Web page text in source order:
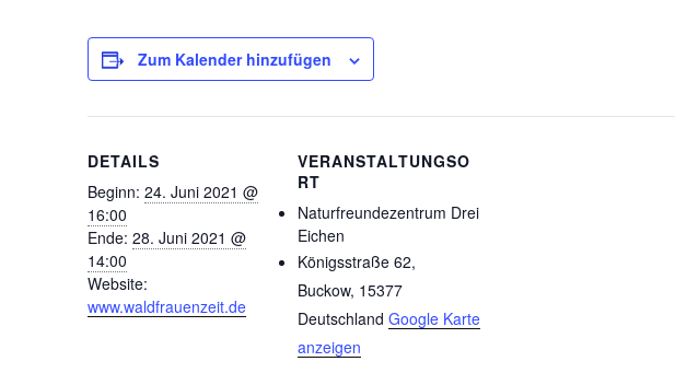
Zum Kalender hinzufügen
DETAILS
Beginn: 24. Juni 2021 @
16:00
Ende: 28. Juni 2021 @
14:00
Website:
www.waldfrauenzeit.de
VERANSTALTUNGSO
RT
Naturfreundezentrum Drei
Eichen
Königsstraße 62,
Buckow, 15377
Deutschland Google Karte
anzeigen